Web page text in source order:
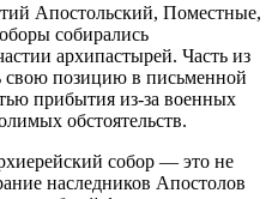
Апостольский, Поместные,
собирались
архипастырей. Часть из
свою позицию в письменной
прибытия из-за военных
обстоятельств.
собор — это не
наследников Апостолов